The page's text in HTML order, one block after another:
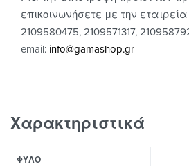
επικοινωνήσετε με την
2109580475, 2109571317,
email: info@gamashop.gr
Χαρακτηριστικά
ΦΎΛΟ